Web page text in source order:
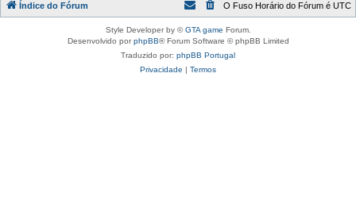
Índice do Fórum O Fuso Horário do Fórum é UTC
Style Developer by ©GTA game Forum.
Desenvolvido porphpBB® Forum Software © phpBB Limited
Traduzido por: phpBB Portugal
Privacidade | Termos